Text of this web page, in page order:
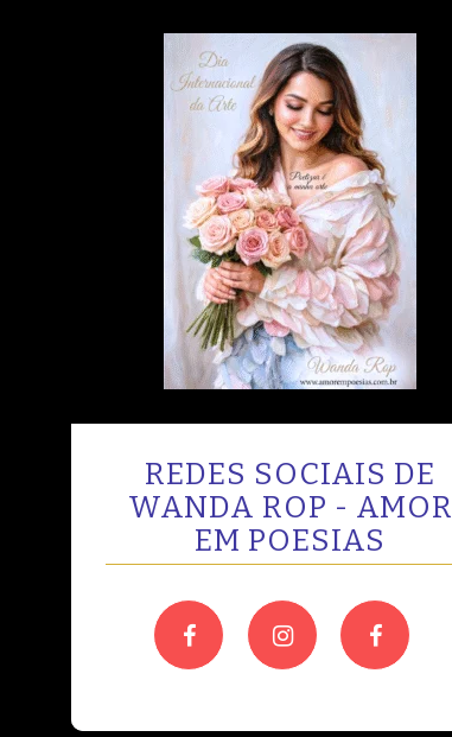
REDES SOCIAIS DE
WANDA ROP - AMOR
EM POESIAS